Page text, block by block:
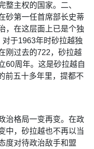
整主权的国家。二、
砂第一任首席部长史蒂
，在这层面上已是个独
于1963年时砂拉越独
刚过去的722，砂拉越
60周年。 这是砂拉越自
前五十多年里，提都不
治格局一变再变。在政
中， 砂拉越也不再以当
度对待政治敌手和盟